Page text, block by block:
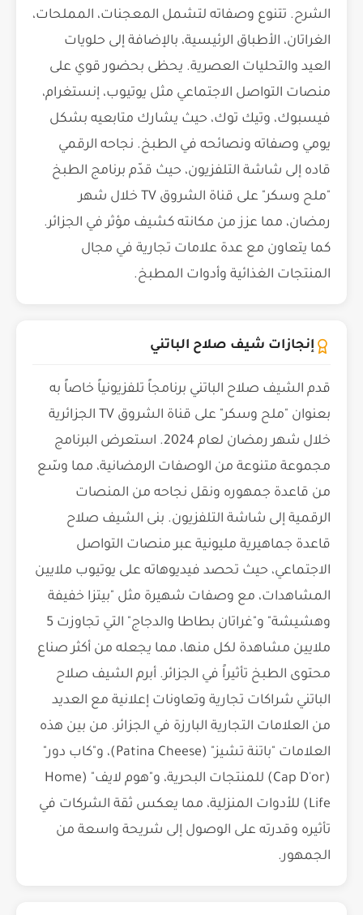
الشرح. تتنوع وصفاته لتشمل المعجنات، المملحات،
الغراتان، الأطباق الرئيسية، بالإضافة إلى حلويات
العيد والتحليات العصرية. يحظى بحضور قوي على
منصات التواصل الاجتماعي مثل يوتيوب، إنستغرام،
فيسبوك، وتيك توك، حيث يشارك متابعيه بشكل
يومي وصفاته ونصائحه في الطبخ. نجاحه الرقمي
قاده إلى شاشة التلفزيون، حيث قدّم برنامج الطبخ
"ملح وسكر" على قناة الشروق TV خلال شهر
رمضان، مما عزز من مكانته كشيف مؤثر في الجزائر.
كما يتعاون مع عدة علامات تجارية في مجال
المنتجات الغذائية وأدوات المطبخ.
إنجازات شيف صلاح الباتني
قدم الشيف صلاح الباتني برنامجاً تلفزيونياً خاصاً به
بعنوان "ملح وسكر" على قناة الشروق TV الجزائرية
خلال شهر رمضان لعام 2024. استعرض البرنامج
مجموعة متنوعة من الوصفات الرمضانية، مما وسّع
من قاعدة جمهوره ونقل نجاحه من المنصات
الرقمية إلى شاشة التلفزيون. بنى الشيف صلاح
قاعدة جماهيرية مليونية عبر منصات التواصل
الاجتماعي، حيث تحصد فيديوهاته على يوتيوب ملايين
المشاهدات، مع وصفات شهيرة مثل "بيتزا خفيفة
وهشيشة" و"غراتان بطاطا والدجاج" التي تجاوزت 5
ملايين مشاهدة لكل منها، مما يجعله من أكثر صناع
محتوى الطبخ تأثيراً في الجزائر. أبرم الشيف صلاح
الباتني شراكات تجارية وتعاونات إعلانية مع العديد
من العلامات التجارية البارزة في الجزائر. من بين هذه
العلامات "باتنة تشيز" (Patina Cheese)، و"كاب دور"
(Cap D'or) للمنتجات البحرية، و"هوم لايف" (Home
Life) للأدوات المنزلية، مما يعكس ثقة الشركات في
تأثيره وقدرته على الوصول إلى شريحة واسعة من
الجمهور.